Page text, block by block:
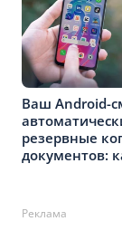
Ваш Android-
резервные
документов:
Реклама